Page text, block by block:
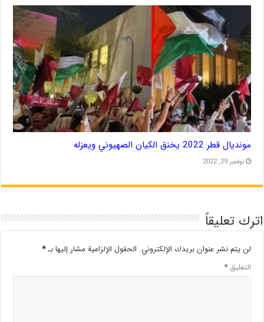
مونديال قطر 2022 يخنق الكيان الصهيوني ويعزله
نوفمبر 29, 2022
اترك تعليقاً
لن يتم نشر عنوان بريدك الإلكتروني. الحقول الإلزامية مشار إليها بـ*
التعليق*